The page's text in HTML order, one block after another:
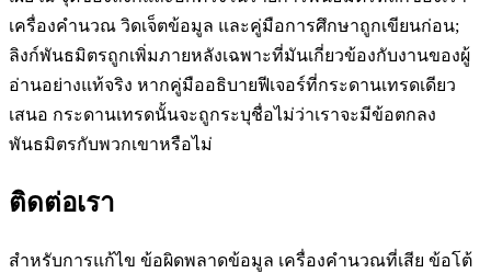
เครื่องคำนวณ วิดเจ็ตข้อมูล และคู่มือการศึกษาถูกเขียนก่อน;
ลิงก์พันธมิตรถูกเพิ่มภายหลังเฉพาะที่มันเกี่ยวข้องกับงานของผู้
อ่านอย่างแท้จริง หากคู่มืออธิบายฟีเจอร์ที่กระดานเทรดเดียว
เสนอ กระดานเทรดนั้นจะถูกระบุชื่อไม่ว่าเราจะมีข้อตกลง
พันธมิตรกับพวกเขาหรือไม่
ติดต่อเรา
สำหรับการแก้ไข ข้อผิดพลาดข้อมูล เครื่องคำนวณที่เสีย ข้อโต้